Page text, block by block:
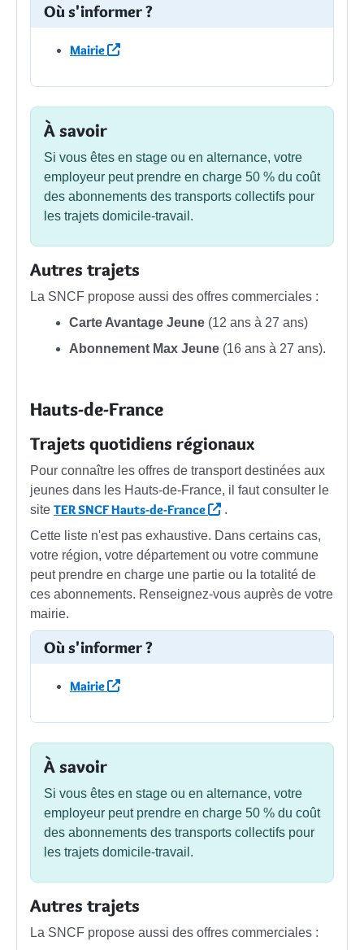
Où s'informer ?
Mairie
À savoir
Si vous êtes en stage ou en alternance, votre
employeur peut prendre en charge 50 % du coût
des abonnements des transports collectifs pour
les trajets domicile-travail.
Autres trajets
La SNCF propose aussi des offres commerciales :
Carte Avantage Jeune (12 ans à 27 ans)
Abonnement Max Jeune (16 ans à 27 ans).
Hauts-de-France
Trajets quotidiens régionaux
Pour connaître les offres de transport destinées aux
jeunes dans les Hauts-de-France, il faut consulter le
site TER SNCF Hauts-de-France
.
Cette liste n'est pas exhaustive. Dans certains cas,
votre région, votre département ou votre commune
peut prendre en charge une partie ou la totalité de
ces abonnements. Renseignez-vous auprès de votre
mairie.
Où s'informer ?
Mairie
À savoir
Si vous êtes en stage ou en alternance, votre
employeur peut prendre en charge 50 % du coût
des abonnements des transports collectifs pour
les trajets domicile-travail.
Autres trajets
La SNCF propose aussi des offres commerciales :